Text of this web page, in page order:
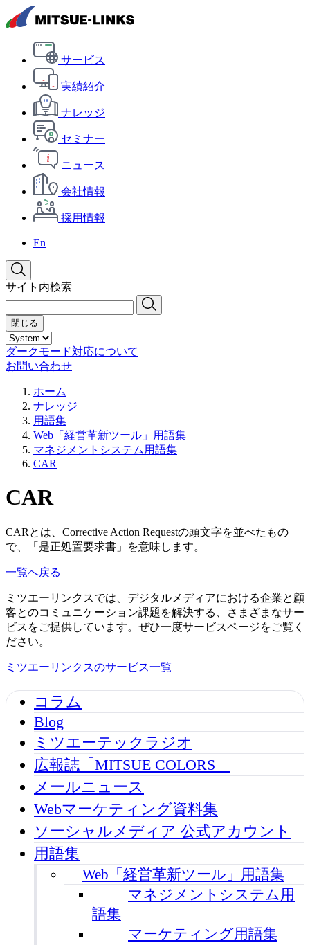
サービス
実績紹介
ナレッジ
セミナー
ニュース
会社情報
採用情報
En
サイト内検索
閉じる
ダークモード対応について
お問い合わせ
ホーム
ナレッジ
用語集
Web「経営革新ツール」用語集
マネジメントシステム用語集
CAR
CAR
CARとは、Corrective Action Requestの頭文字を並べたもの
で、「是正処置要求書」を意味します。
一覧へ戻る
ミツエーリンクスでは、デジタルメディアにおける企業と顧
客とのコミュニケーション課題を解決する、さまざまなサー
ビスをご提供しています。ぜひ一度サービスページをご覧く
ださい。
ミツエーリンクスのサービス一覧
コラム
Blog
ミツエーテックラジオ
広報誌「MITSUE COLORS」
メールニュース
Webマーケティング資料集
ソーシャルメディア 公式アカウント
用語集
Web「経営革新ツール」用語集
マネジメントシステム用
語集
マーケティング用語集